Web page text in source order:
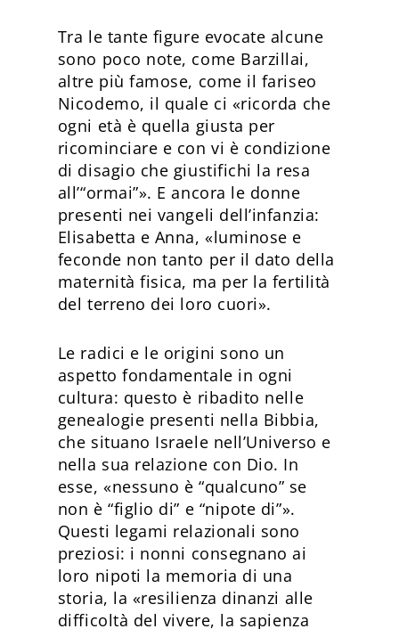
Tra le tante figure evocate alcune
sono poco note, come Barzillai,
altre più famose, come il fariseo
Nicodemo, il quale ci «ricorda che
ogni età è quella giusta per
ricominciare e con vi è condizione
di disagio che giustifichi la resa
all’“ormai”». E ancora le donne
presenti nei vangeli dell’infanzia:
Elisabetta e Anna, «luminose e
feconde non tanto per il dato della
maternità fisica, ma per la fertilità
del terreno dei loro cuori».
Le radici e le origini sono un
aspetto fondamentale in ogni
cultura: questo è ribadito nelle
genealogie presenti nella Bibbia,
che situano Israele nell’Universo e
nella sua relazione con Dio. In
esse, «nessuno è “qualcuno” se
non è “figlio di” e “nipote di”».
Questi legami relazionali sono
preziosi: i nonni consegnano ai
loro nipoti la memoria di una
storia, la «resilienza dinanzi alle
difficoltà del vivere, la sapienza